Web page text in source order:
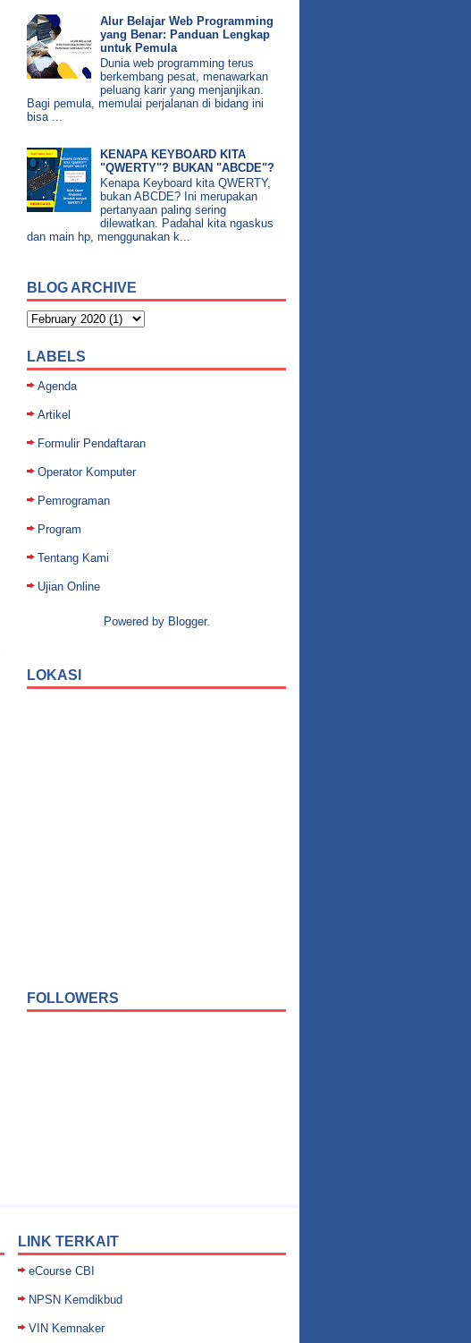
Alur Belajar Web Programming
yang Benar: Panduan Lengkap
untuk Pemula
Dunia web programming terus
berkembang pesat, menawarkan
peluang karir yang menjanjikan.
Bagi pemula, memulai perjalanan di bidang ini
bisa ...
KENAPA KEYBOARD KITA
"QWERTY"? BUKAN "ABCDE"?
Kenapa Keyboard kita QWERTY,
bukan ABCDE? Ini merupakan
pertanyaan paling sering
dilewatkan. Padahal kita ngaskus
dan main hp, menggunakan k...
BLOG ARCHIVE
LABELS
Agenda
Artikel
Formulir Pendaftaran
Operator Komputer
Pemrograman
Program
Tentang Kami
Ujian Online
Powered by Blogger.
LOKASI
FOLLOWERS
LINK TERKAIT
eCourse CBI
NPSN Kemdikbud
VIN Kemnaker